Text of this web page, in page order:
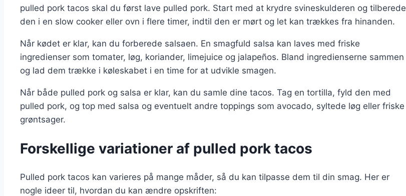
pulled pork tacos skal du først lave pulled pork. Start med at krydre svineskulderen og tilberede
den i en slow cooker eller ovn i flere timer, indtil den er mørt og let kan trækkes fra hinanden.
Når kødet er klar, kan du forberede salsaen. En smagfuld salsa kan laves med friske
ingredienser som tomater, løg, koriander, limejuice og jalapeños. Bland ingredienserne sammen
og lad dem trække i køleskabet i en time for at udvikle smagen.
Når både pulled pork og salsa er klar, kan du samle dine tacos. Tag en tortilla, fyld den med
pulled pork, og top med salsa og eventuelt andre toppings som avocado, syltede løg eller friske
grøntsager.
Forskellige variationer af pulled pork tacos
Pulled pork tacos kan varieres på mange måder, så du kan tilpasse dem til din smag. Her er
nogle ideer til, hvordan du kan ændre opskriften: